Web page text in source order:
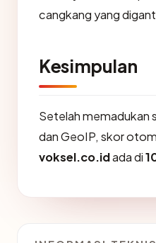
cangkang yang
Kesimpulan
Setelah memadukan
dan GeoIP, skor
voksel.co.idada di